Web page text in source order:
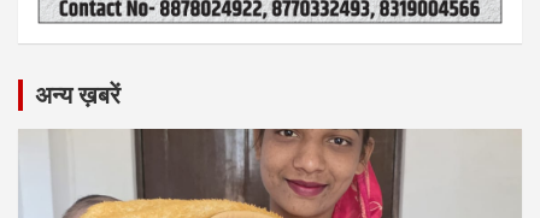
अन्य ख़बरें